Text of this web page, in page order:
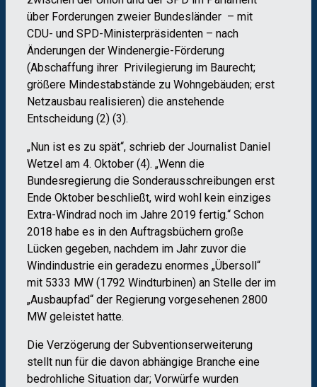
über Forderungen zweier Bundesländer – mit
CDU- und SPD-Ministerpräsidenten – nach
Änderungen der Windenergie-Förderung
(Abschaffung ihrer Privilegierung im Baurecht;
größere Mindestabstände zu Wohngebäuden; erst
Netzausbau realisieren) die anstehende
Entscheidung (2) (3).
„Nun ist es zu spät“, schrieb der Journalist Daniel
Wetzel am 4. Oktober (4). „Wenn die
Bundesregierung die Sonderausschreibungen erst
Ende Oktober beschließt, wird wohl kein einziges
Extra-Windrad noch im Jahre 2019 fertig.“ Schon
2018 habe es in den Auftragsbüchern große
Lücken gegeben, nachdem im Jahr zuvor die
Windindustrie ein geradezu enormes „Übersoll“
mit 5333 MW (1792 Windturbinen) an Stelle der im
„Ausbaupfad“ der Regierung vorgesehenen 2800
MW geleistet hatte.
Die Verzögerung der Subventionserweiterung
stellt nun für die davon abhängige Branche eine
bedrohliche Situation dar; Vorwürfe wurden